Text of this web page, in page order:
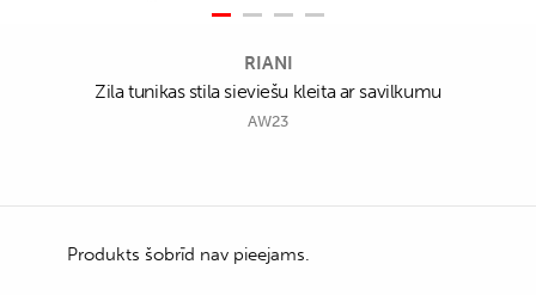
RIANI
Zila tunikas stila sieviešu kleita ar savilkumu
AW23
Produkts šobrīd nav pieejams.